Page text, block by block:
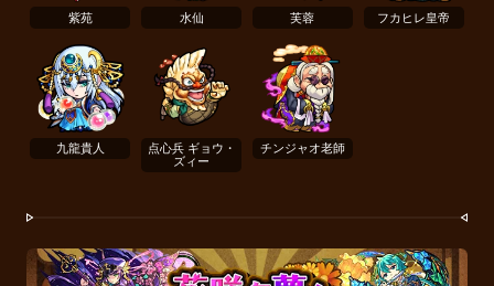
紫苑 水仙 芙蓉 フカヒレ皇帝
九龍貴人
点心兵 ギョウ・
ズィー
チンジャオ老師